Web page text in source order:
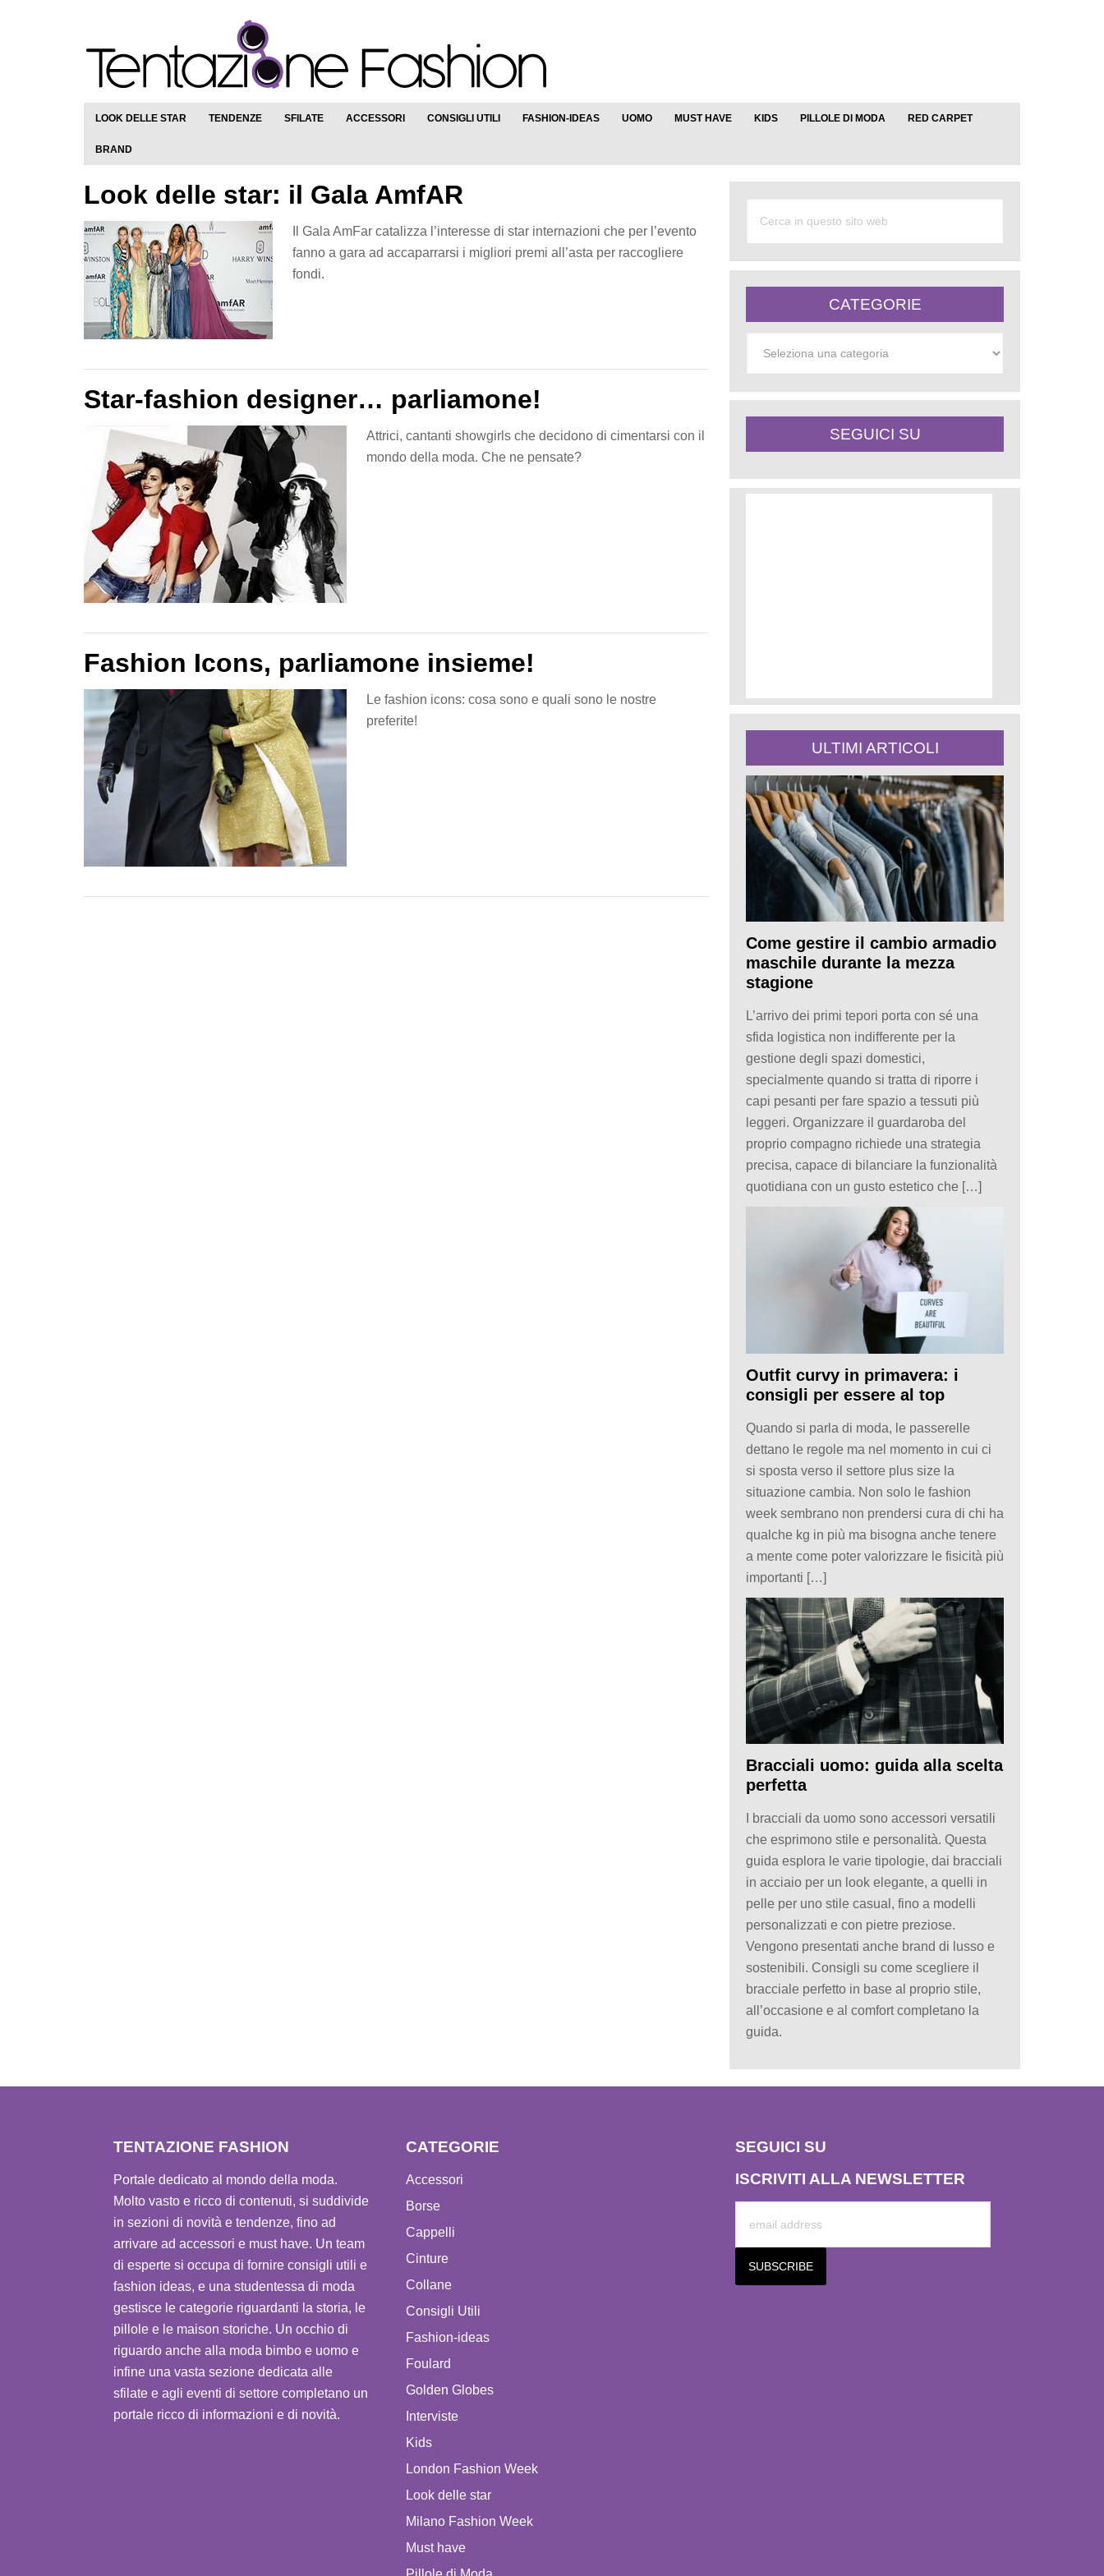
LOOK DELLE STAR TENDENZE SFILATE ACCESSORI CONSIGLI UTILI FASHION-IDEAS UOMO MUST HAVE KIDS PILLOLE DI MODA RED CARPET
BRAND
Look delle star: il Gala AmfAR
Il Gala AmFar catalizza l’interesse di star internazioni che per l’evento
fanno a gara ad accaparrarsi i migliori premi all’asta per raccogliere
fondi.
Star-fashion designer… parliamone!
Attrici, cantanti showgirls che decidono di cimentarsi con il
mondo della moda. Che ne pensate?
Fashion Icons, parliamone insieme!
Le fashion icons: cosa sono e quali sono le nostre
preferite!
CATEGORIE
SEGUICI SU
ULTIMI ARTICOLI
Come gestire il cambio armadio
maschile durante la mezza
stagione
L’arrivo dei primi tepori porta con sé una
sfida logistica non indifferente per la
gestione degli spazi domestici,
specialmente quando si tratta di riporre i
capi pesanti per fare spazio a tessuti più
leggeri. Organizzare il guardaroba del
proprio compagno richiede una strategia
precisa, capace di bilanciare la funzionalità
quotidiana con un gusto estetico che […]
Outfit curvy in primavera: i
consigli per essere al top
Quando si parla di moda, le passerelle
dettano le regole ma nel momento in cui ci
si sposta verso il settore plus size la
situazione cambia. Non solo le fashion
week sembrano non prendersi cura di chi ha
qualche kg in più ma bisogna anche tenere
a mente come poter valorizzare le fisicità più
importanti […]
Bracciali uomo: guida alla scelta
perfetta
I bracciali da uomo sono accessori versatili
che esprimono stile e personalità. Questa
guida esplora le varie tipologie, dai bracciali
in acciaio per un look elegante, a quelli in
pelle per uno stile casual, fino a modelli
personalizzati e con pietre preziose.
Vengono presentati anche brand di lusso e
sostenibili. Consigli su come scegliere il
bracciale perfetto in base al proprio stile,
all’occasione e al comfort completano la
guida.
TENTAZIONE FASHION
Portale dedicato al mondo della moda.
Molto vasto e ricco di contenuti, si suddivide
in sezioni di novità e tendenze, fino ad
arrivare ad accessori e must have. Un team
di esperte si occupa di fornire consigli utili e
fashion ideas, e una studentessa di moda
gestisce le categorie riguardanti la storia, le
pillole e le maison storiche. Un occhio di
riguardo anche alla moda bimbo e uomo e
infine una vasta sezione dedicata alle
sfilate e agli eventi di settore completano un
portale ricco di informazioni e di novità.
CATEGORIE
Accessori
Borse
Cappelli
Cinture
Collane
Consigli Utili
Fashion-ideas
Foulard
Golden Globes
Interviste
Kids
London Fashion Week
Look delle star
Milano Fashion Week
Must have
SEGUICI SU
ISCRIVITI ALLA NEWSLETTER